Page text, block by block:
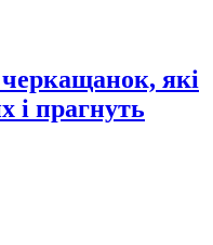
черкащанок, які
і прагнуть